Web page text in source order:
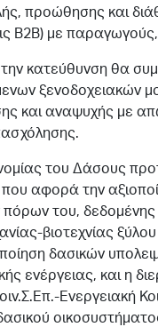
προώθησης και
Β2Β) με παραγωγούς,
κατεύθυνση θα
ξενοδοχειακών
και αναψυχής με
του Δάσους
που αφορά την
του, δεδομένης
βιοτεχνίας
δασικών
ενέργειας, και η
Ενεργειακή